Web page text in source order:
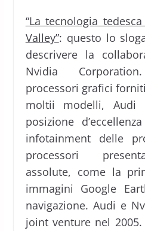
“La tecnologia
Valley”: questo lo
descrivere la
Nvidia
processori grafici
moltii modelli, Audi
posizione
infotainment delle
processori
assolute, come la
immagini Google
navigazione. Audi e
joint venture nel